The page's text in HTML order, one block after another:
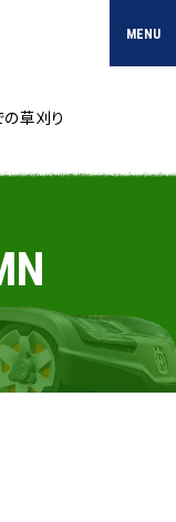
草刈り
MENU